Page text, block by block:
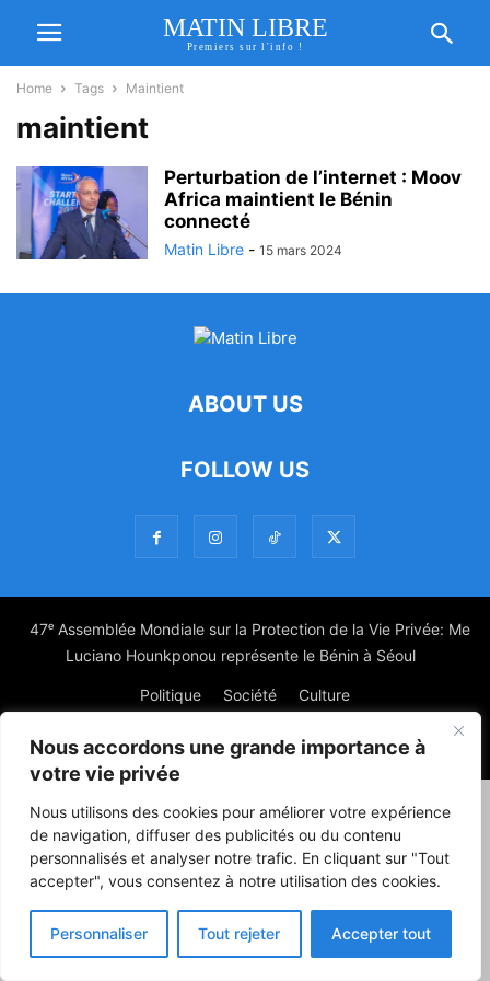
Nous accordons une grande importance à
votre vie privée
Nous utilisons des cookies pour améliorer votre expérience
de navigation, diffuser des publicités ou du contenu
personnalisés et analyser notre trafic. En cliquant sur "Tout
accepter", vous consentez à notre utilisation des cookies.
Personnaliser Tout rejeter Accepter tout
MATIN LIBRE
Premiers sur l'info !
Home Tags Maintient
maintient
Perturbation de l’internet : Moov
Africa maintient le Bénin
connecté
Matin Libre - 15 mars 2024
ABOUT US
FOLLOW US
47ᵉ Assemblée Mondiale sur la Protection de la Vie Privée: Me
Luciano Hounkponou représente le Bénin à Séoul
Politique Société Culture
© Powered by digitXplus Francophone